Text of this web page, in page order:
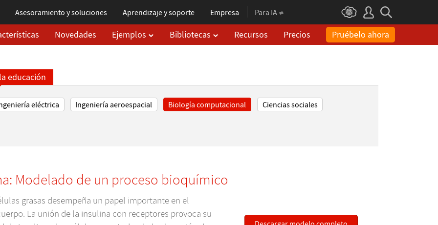
Asesoramiento y soluciones Aprendizajey soporte Empresa Para IA
Novedades Ejemplos Bibliotecas Recursos Precios Pruébelo ahora
educación
eléctrica Ingeniería aeroespacial Biología computacional Ciencias sociales
Modelado de un proceso bioquímico
grasas desempeña un papel importante en el
La unión de la insulina con receptores provoca su